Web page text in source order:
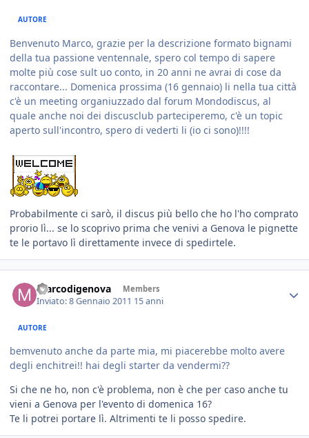
AUTORE
Benvenuto Marco, grazie per la descrizione formato bignami
della tua passione ventennale, spero col tempo di sapere
molte più cose sult uo conto, in 20 anni ne avrai di cose da
raccontare... Domenica prossima (16 gennaio) li nella tua città
c'è un meeting organiuzzado dal forum Mondodiscus, al
quale anche noi dei discusclub parteciperemo, c'è un topic
aperto sull'incontro, spero di vederti li (io ci sono)!!!!
Probabilmente ci sarò, il discus più bello che ho l'ho comprato
prorio lì... se lo scoprivo prima che venivi a Genova le pignette
te le portavo lì direttamente invece di spedirtele.
marcodigenova Members
Inviato:8 Gennaio 2011 15 anni
AUTORE
bemvenuto anche da parte mia, mi piacerebbe molto avere
degli enchitrei!! hai degli starter da vendermi??
Si che ne ho, non c'è problema, non è che per caso anche tu
vieni a Genova per l'evento di domenica 16?
Te li potrei portare lì. Altrimenti te li posso spedire.